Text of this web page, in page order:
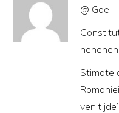
@ Goe
Stimate
venit